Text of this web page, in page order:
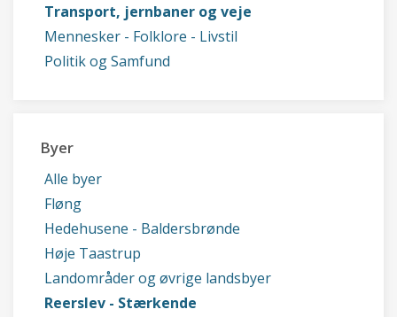
Transport, jernbaner og veje
Mennesker - Folklore - Livstil
Politik og Samfund
Byer
Alle byer
Fløng
Hedehusene - Baldersbrønde
Høje Taastrup
Landområder og øvrige landsbyer
Reerslev - Stærkende